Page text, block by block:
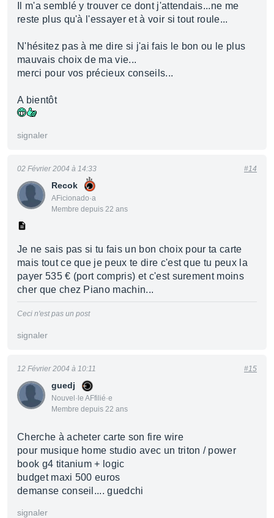
Il m'a semblé y trouver ce dont j'attendais...ne me
reste plus qu'à l'essayer et à voir si tout roule...
N'hésitez pas à me dire si j'ai fais le bon ou le plus
mauvais choix de ma vie...
merci pour vos précieux conseils...
A bientôt
signaler
Recok
AFicionado·a
Membre depuis 22 ans
02 Février 2004 à 14:33 #14
Je ne sais pas si tu fais un bon choix pour ta carte
mais tout ce que je peux te dire c'est que tu peux la
payer 535 € (port compris) et c'est surement moins
cher que chez Piano machin...
Ceci n'est pas un post
signaler
guedj
Nouvel·le AFfilié·e
Membre depuis 22 ans
12 Février 2004 à 10:11 #15
Cherche à acheter carte son fire wire
pour musique home studio avec un triton / power
book g4 titanium + logic
budget maxi 500 euros
demanse conseil.... guedchi
signaler